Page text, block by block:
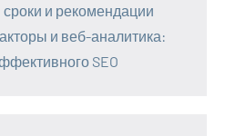
и рекомендации
и веб-аналитика:
SEO